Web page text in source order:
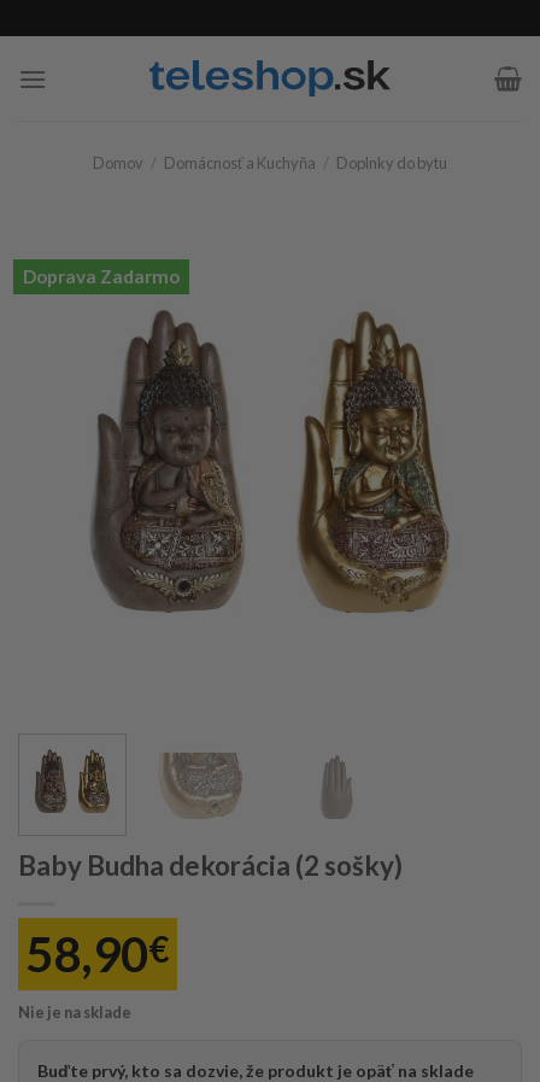
to
content
Domov / Domácnosť a Kuchyňa / Doplnky do bytu
Doprava Zadarmo
Baby Budha dekorácia (2 sošky)
58,90€
Nie je na sklade
Buďte prvý, kto sa dozvie, že produkt je opäť na sklade